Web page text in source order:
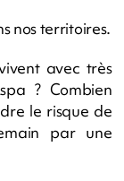
nos territoires.
avec très
? Combien
le risque de
par une